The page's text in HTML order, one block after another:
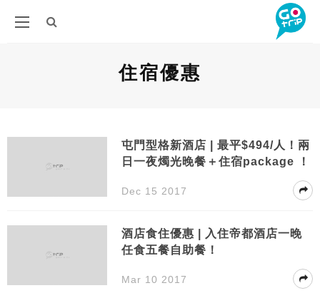
住宿優惠
屯門型格新酒店 | 最平$494/人！兩
日一夜燭光晚餐＋住宿package ！
Dec 15 2017
酒店食住優惠 | 入住帝都酒店一晚
任食五餐自助餐！
Mar 10 2017